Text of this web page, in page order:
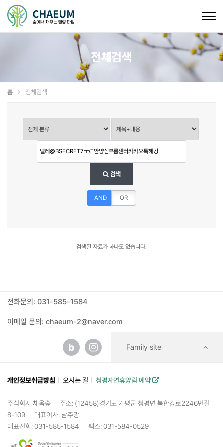
전체검색
홈 전체검색
검색
AND OR
검색된 자료가 하나도 없습니다.
전화문의: 031-585-1584
이메일 문의: chaeum-2@naver.com
b Family site
개인정보취급방침 오시는 길 청평자연휴양림 예약
주식회사 채움숲
주소: (12458)경기도 가평군 청평면 북한강로2246번길
8-109
대표이사: 남주광
대표전화: 031-585-1584
팩스: 031-584-0529